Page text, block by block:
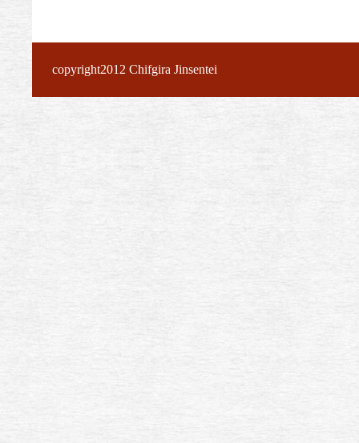
copyright2012 Chifgira Jinsentei